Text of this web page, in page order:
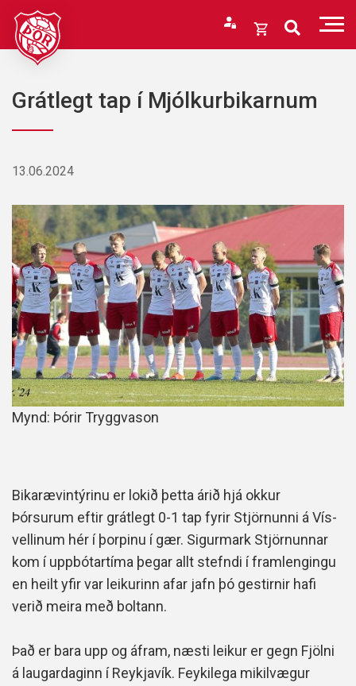
Fara
efni
Opna
Karfan þín
Grátlegt tap í Mjólkurbikarnum
13.06.2024
Mynd: Þórir Tryggvason
Bikarævintýrinu er lokið þetta árið hjá okkur
Þórsurum eftir grátlegt 0-1 tap fyrir Stjörnunni á Vís-
vellinum hér í þorpinu í gær. Sigurmark Stjörnunnar
kom í uppbótartíma þegar allt stefndi í framlengingu
en heilt yfir var leikurinn afar jafn þó gestirnir hafi
verið meira með boltann.
Það er bara upp og áfram, næsti leikur er gegn Fjölni
á laugardaginn í Reykjavík. Feykilega mikilvægur